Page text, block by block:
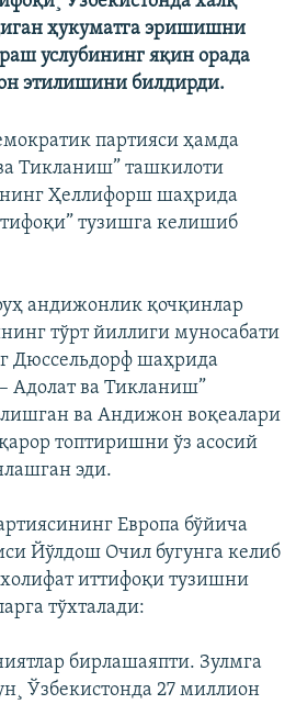
ҳукуматга эришишни
услубининг яқин орада
этилишини билдирди.
партияси ҳамда
Тикланиш” ташкилоти
Ҳеллифорш шаҳрида
тузишга келишиб
андижонлик қочқинлар
тўрт йиллиги муносабати
Дюссельдорф шаҳрида
Адолат ва Тикланиш”
ва Андижон воқеалари
топтиришни ўз асосий
эди.
Европа бўйича
Йўлдош Очил бугунга келиб
иттифоқи тузишни
тўхталади:
бирлашаяпти. Зулмга
Ўзбекистонда 27 миллион